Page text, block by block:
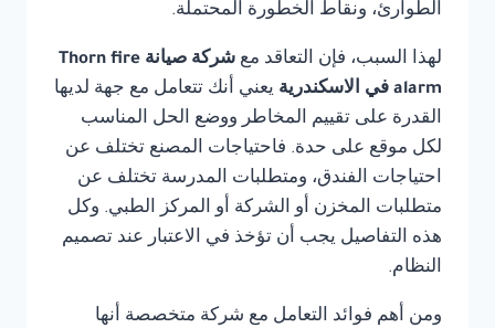
الطوارئ، ونقاط الخطورة المحتملة.
لهذا السبب، فإن التعاقد مع
شركة صيانة Thorn fire
alarm في الاسكندرية
يعني أنك تتعامل مع جهة لديها
القدرة على تقييم المخاطر ووضع الحل المناسب
لكل موقع على حدة. فاحتياجات المصنع تختلف عن
احتياجات الفندق، ومتطلبات المدرسة تختلف عن
متطلبات المخزن أو الشركة أو المركز الطبي. وكل
هذه التفاصيل يجب أن تؤخذ في الاعتبار عند تصميم
النظام.
ومن أهم فوائد التعامل مع شركة متخصصة أنها